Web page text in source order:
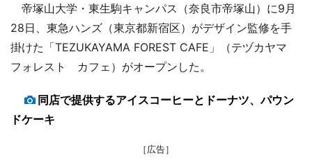
帝塚山大学・東生駒キャンパス（奈良市帝塚山）に9月
28日、東急ハンズ（東京都新宿区）がデザイン監修を手
掛けた「TEZUKAYAMA FOREST CAFE」（テヅカヤマ
フォレスト カフェ）がオープンした。
同店で提供するアイスコーヒーとドーナツ、パウン
ドケーキ
［広告］